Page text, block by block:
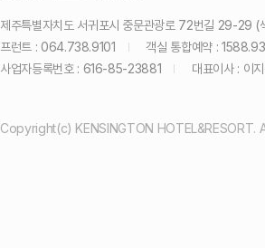
제주특별자치도 서귀포시 중문관광로 72번길 29-29 (
프런트 : 064.738.9101
객실 통합예약 :
사업자등록번호 : 616-85-23881
대표이사 : 이
Copyright(c) KENSINGTON HOTEL&RESORT.